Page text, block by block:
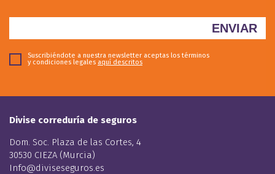
Suscribiéndote a nuestra newsletter aceptas los términos
y condiciones legales aquí descritos
Divise correduría de seguros
Dom. Soc. Plaza de las Cortes, 4
30530 CIEZA (Murcia)
Info@diviseseguros.es